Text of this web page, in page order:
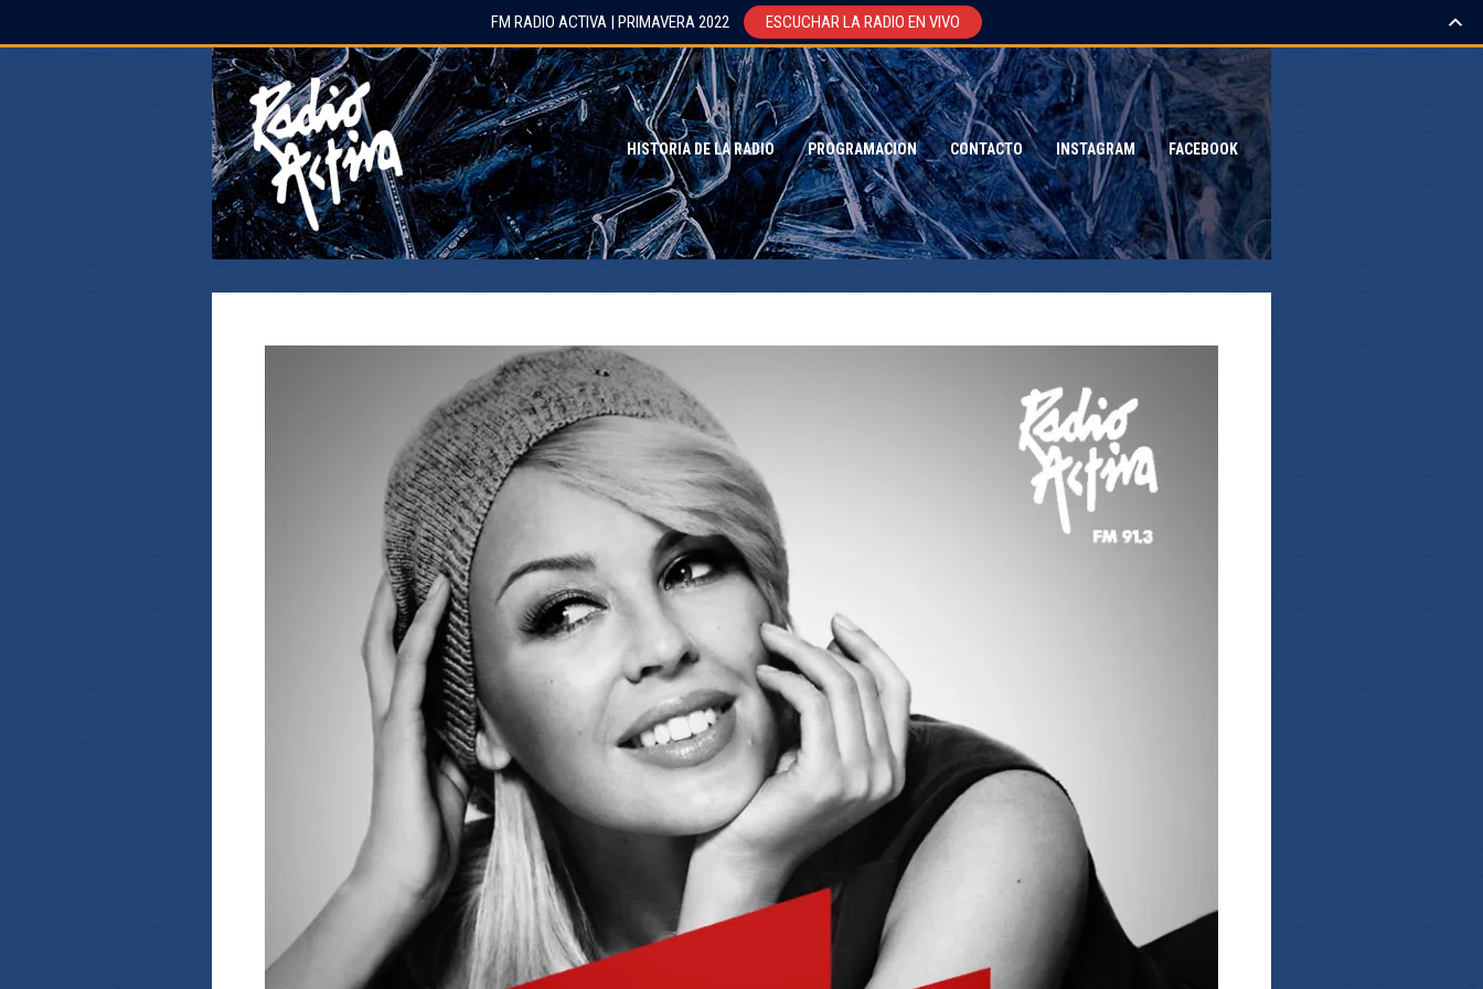
HISTORIA DE LA RADIO PROGRAMACION CONTACTO INSTAGRAM FACEBOOK
FM RADIO ACTIVA | PRIMAVERA 2022 ESCUCHAR LA RADIO EN VIVO